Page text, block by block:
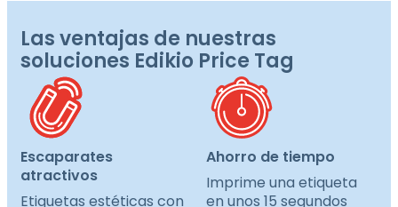
Las ventajas de nuestras
soluciones Edikio Price Tag
Escaparates
atractivos
Etiquetas estéticas con
Ahorro de tiempo
Imprime una etiqueta
en unos 15 segundos